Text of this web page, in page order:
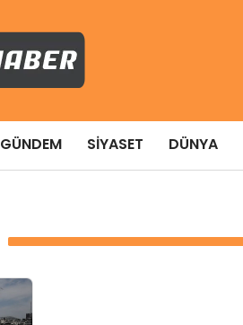
GÜNDEM SIYASET DÜNYA